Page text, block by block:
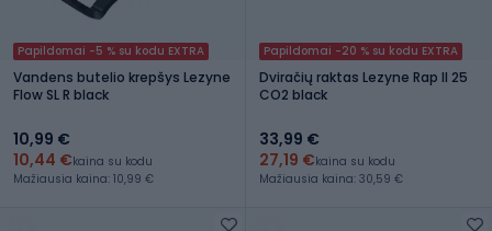
Papildomai -5 % su kodu EXTRA
Vandens butelio krepšys Lezyne
Flow SL R black
10,99 €
10,44 €kaina su kodu
Mažiausia kaina: 10,99 €
Papildomai -20 % su kodu EXTRA
Dviračių raktas Lezyne Rap II 25
CO2 black
33,99 €
27,19 €kaina su kodu
Mažiausia kaina: 30,59 €